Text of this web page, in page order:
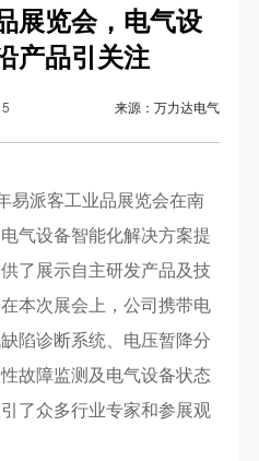
展览会，电气设
产品引关注
来源：万力达电气
易派客工业品展览会在南
气设备智能化解决方案提
了展示自主研发产品及技
本次展会上，公司携带电
陷诊断系统、电压暂降分
故障监测及电气设备状态
了众多行业专家和参展观